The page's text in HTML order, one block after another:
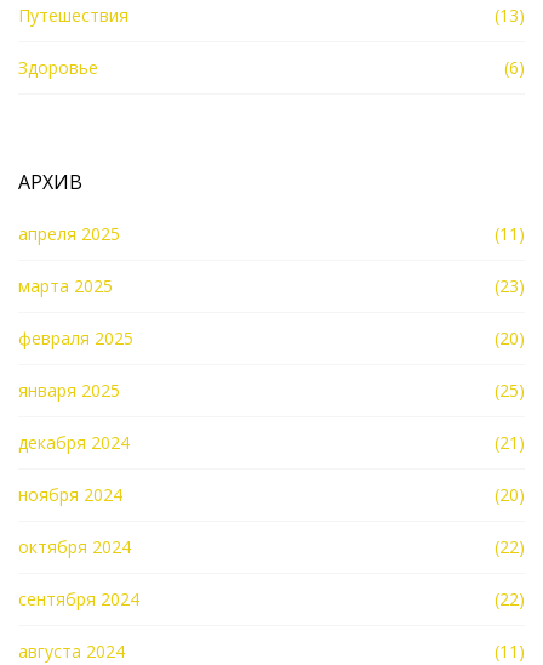
Путешествия (13)
Здоровье (6)
АРХИВ
апреля 2025 (11)
марта 2025 (23)
февраля 2025 (20)
января 2025 (25)
декабря 2024 (21)
ноября 2024 (20)
октября 2024 (22)
сентября 2024 (22)
августа 2024 (11)